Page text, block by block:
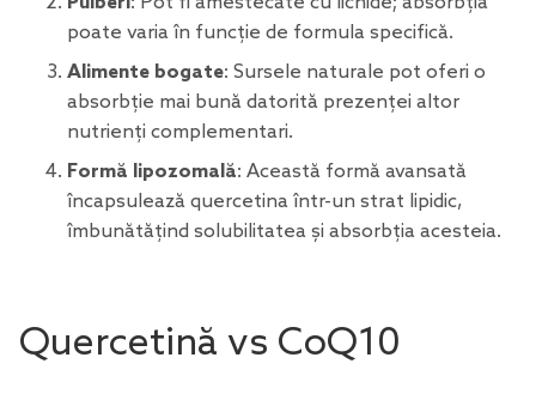
poate varia în funcție de formula specifică.
Alimente bogate: Sursele naturale pot oferi o
absorbție mai bună datorită prezenței altor
nutrienți complementari.
Formă lipozomală: Această formă avansată
încapsulează quercetina într-un strat lipidic,
îmbunătățind solubilitatea și absorbția acesteia.
Quercetină vs CoQ10